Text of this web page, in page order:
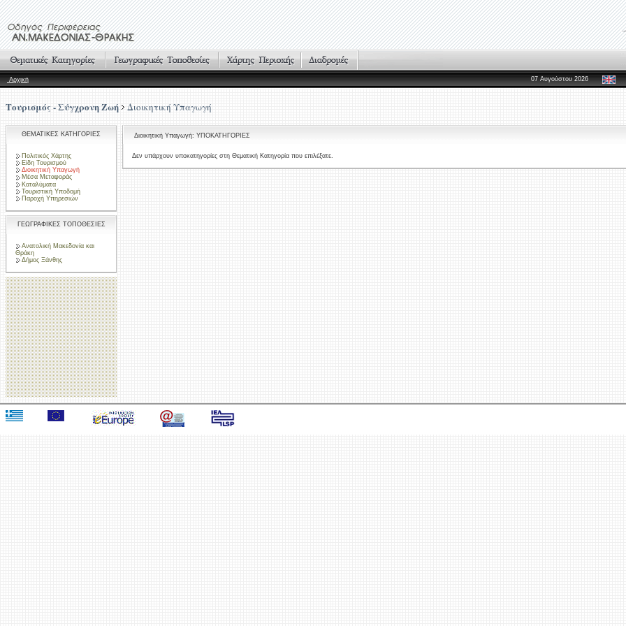
Αρχική 07 Αυγούστου 2026
Τουρισμός - Σύγχρονη Ζωή Διοικητική Υπαγωγή
ΘΕΜΑΤΙΚΕΣ ΚΑΤΗΓΟΡΙΕΣ
Πολιτικός Χάρτης
Είδη Τουρισμού
Διοικητική Υπαγωγή
Μέσα Μεταφοράς
Καταλύματα
Τουριστική Υποδομή
Παροχή Υπηρεσιών
ΓΕΩΓΡΑΦΙΚΕΣ ΤΟΠΟΘΕΣΙΕΣ
Ανατολική Μακεδονία και
Θράκη
Δήμος Ξάνθης
Διοικητική Υπαγωγή: ΥΠΟΚΑΤΗΓΟΡΙΕΣ
Δεν υπάρχουν υποκατηγορίες στη Θεματική Κατηγορία που επιλέξατε.